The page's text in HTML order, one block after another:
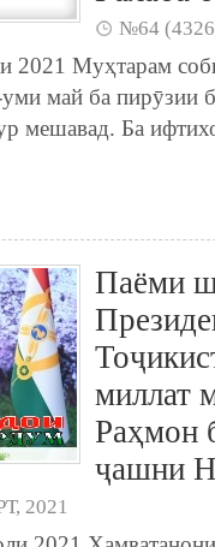
№64
Муҳтарам
май ба пирӯзии
мешавад. Ба
Паёми
миллат
Раҳмон
ҷашни
2021